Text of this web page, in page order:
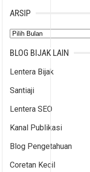
ARSIP
Arsip
BLOG BIJAK LAIN
Lentera Bijak
Santiaji
Lentera SEO
Kanal Publikasi
Blog Pengetahuan
Coretan Kecil